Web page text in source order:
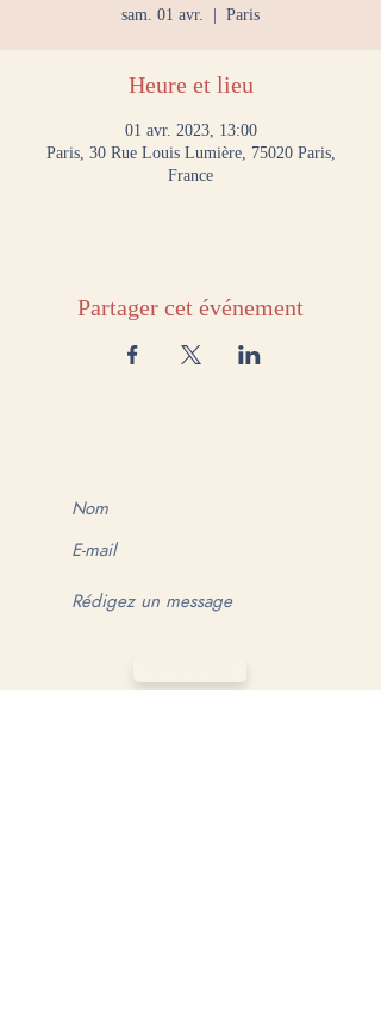
sam. 01 avr. Paris
Heure et lieu
01 avr. 2023, 13:00
Paris, 30 Rue Louis Lumière, 75020 Paris,
France
Partager cet événement